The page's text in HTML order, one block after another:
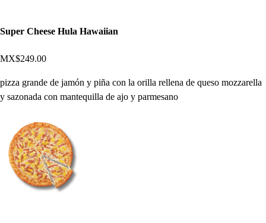
Super Cheese Hula Hawaiian
MX$249.00
pizza grande de jamón y piña con la orilla rellena de queso mozzarella
y sazonada con mantequilla de ajo y parmesano